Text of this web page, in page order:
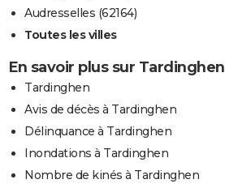
Audresselles (62164)
Toutes les villes
En savoir plus sur Tardinghen
Tardinghen
Avis de décès à Tardinghen
Délinquance à Tardinghen
Inondations à Tardinghen
Nombre de kinés à Tardinghen